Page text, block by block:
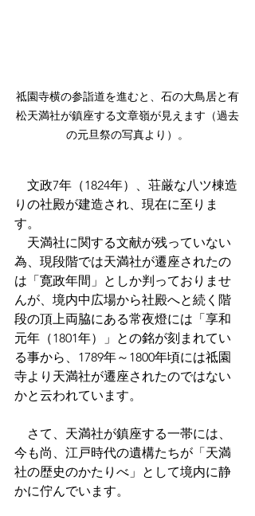
祗園寺横の参詣道を進むと、石の大鳥居と有
松天満社が鎮座する文章嶺が見えます（過去
の元旦祭の写真より）。
文政7年（1824年）、荘厳な八ツ棟造
りの社殿が建造され、現在に至りま
す。
天満社に関する文献が残っていない
為、現段階では天満社が遷座されたの
は「寛政年間」としか判っておりませ
んが、境内中広場から社殿へと続く階
段の頂上両脇にある常夜燈には「享和
元年（1801年）」との銘が刻まれてい
る事から、1789年～1800年頃には祗園
寺より天満社が遷座されたのではない
かと云われています。
さて、天満社が鎮座する一帯には、
今も尚、江戸時代の遺構たちが「天満
社の歴史のかたりべ」として境内に静
かに佇んでいます。